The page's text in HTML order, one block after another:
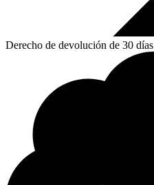
Derecho de devolución de 30 días